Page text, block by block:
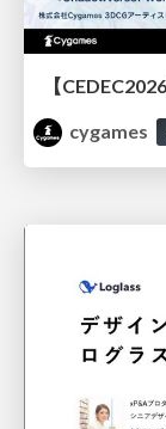
cygames